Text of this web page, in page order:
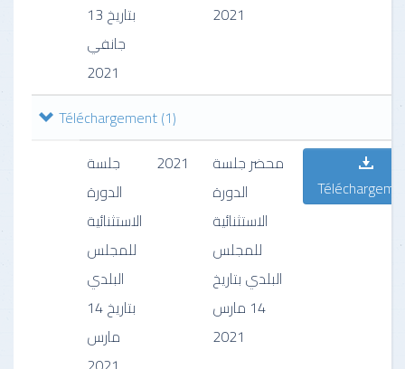
بتاريخ 13
جانفي
2021
2021
Téléchargement(1)
جلسة
الدورة
الاستثنائية
للمجلس
البلدي
بتاريخ 14
مارس
2021
محضر جلسة
الدورة
الاستثنائية
للمجلس
البلدي بتاريخ
14 مارس
2021